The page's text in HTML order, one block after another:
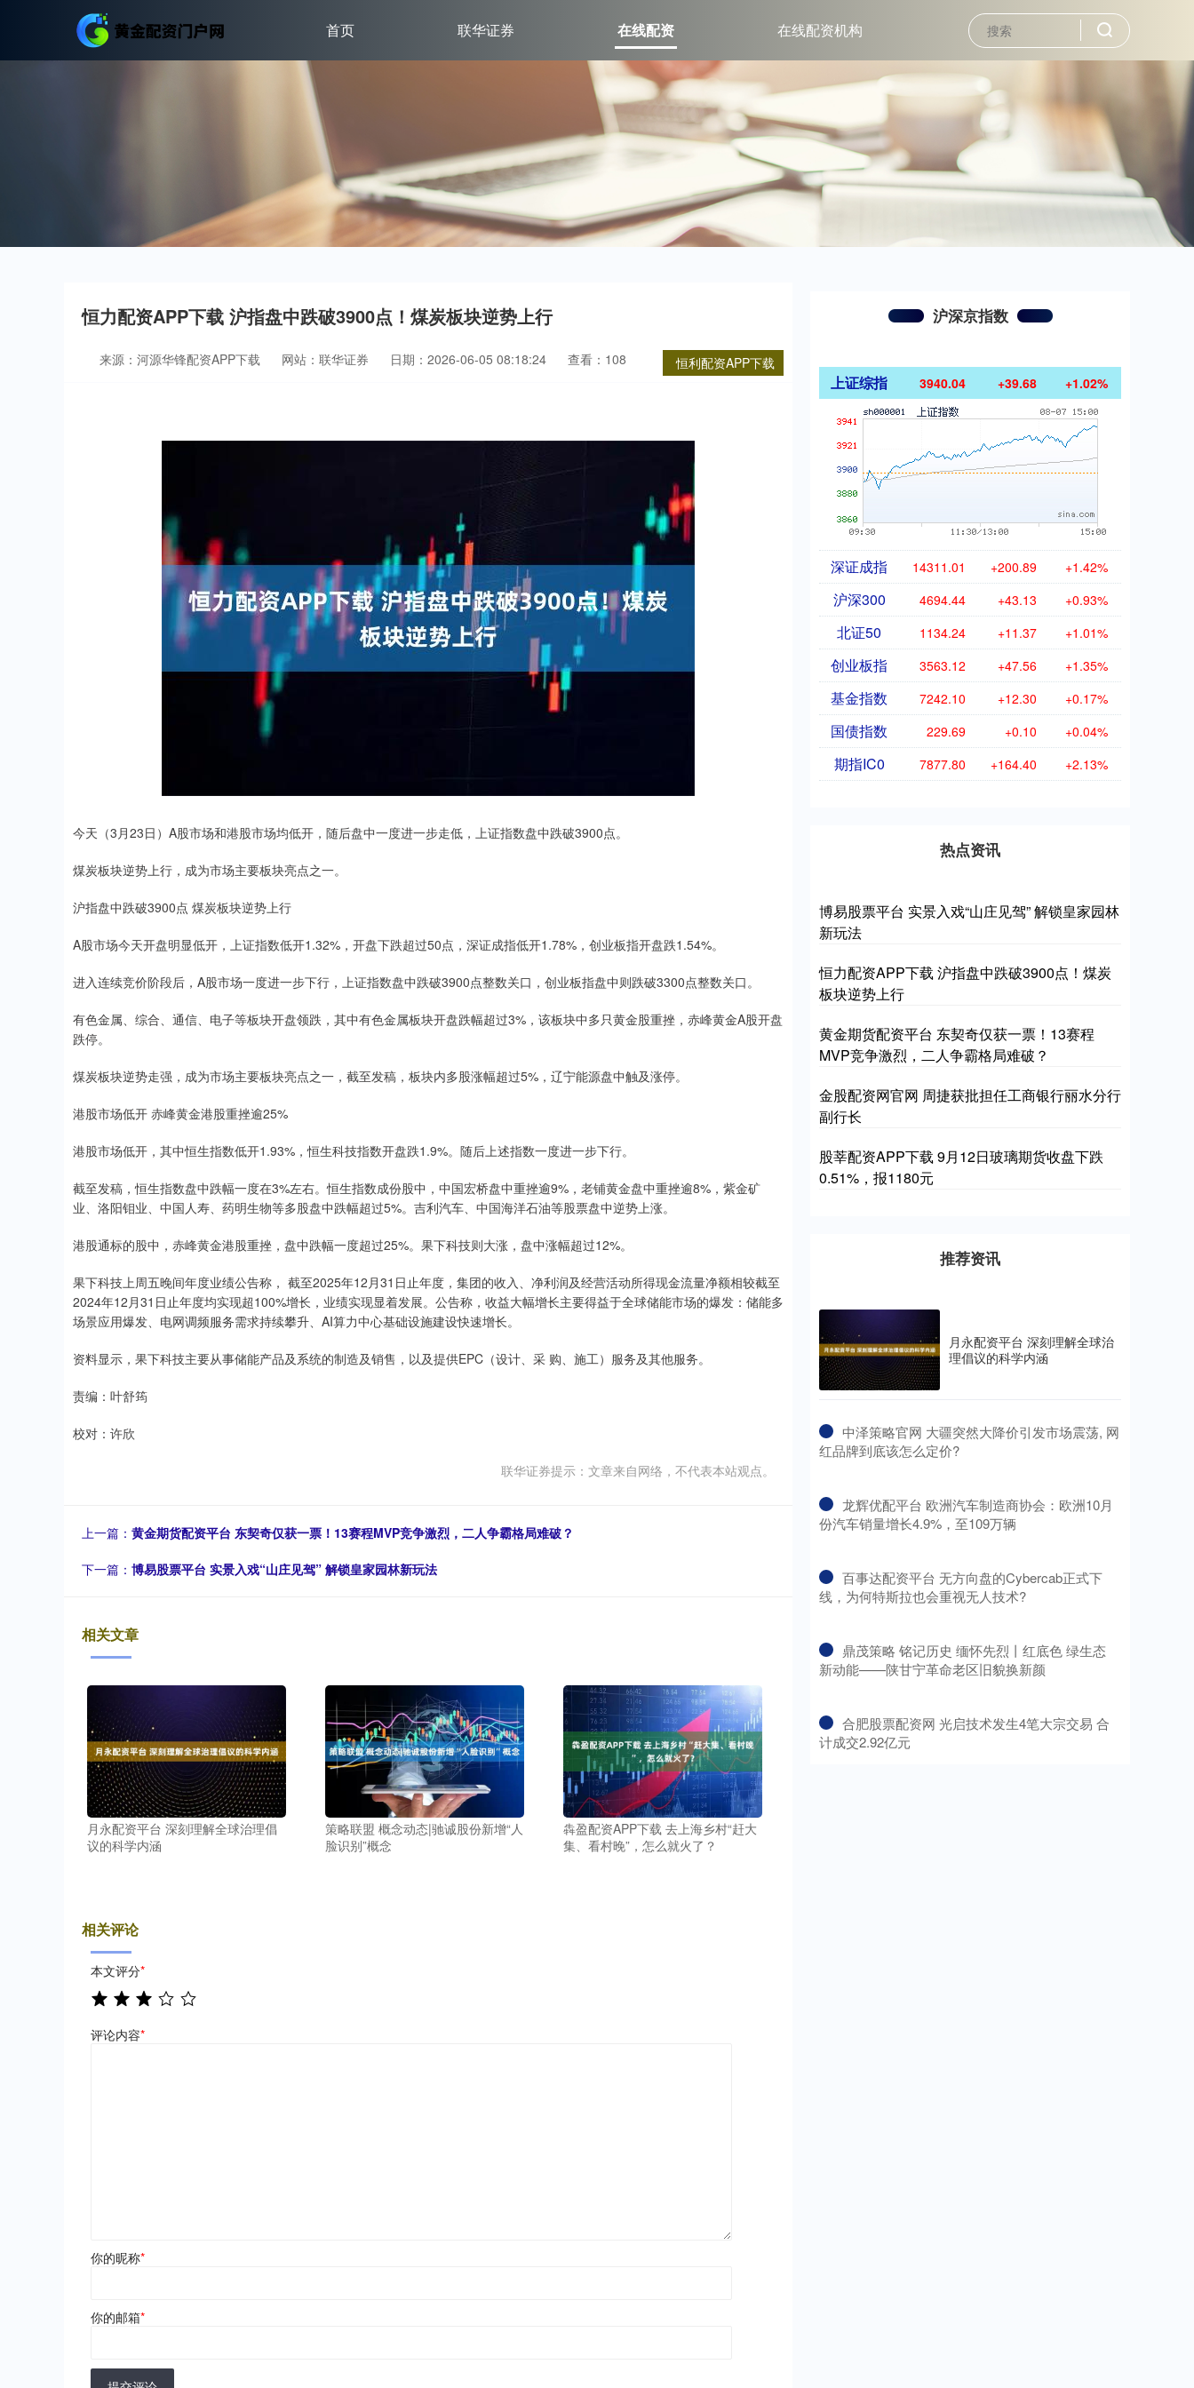
首页 联华证券 在线配资 在线配资机构
恒力配资APP下载 沪指盘中跌破3900点！煤炭板块逆势上行
恒利配资APP下载
来源：河源华锋配资APP下载 网站：联华证券 日期：2026-06-05 08:18:24 查看：108
今天（3月23日）A股市场和港股市场均低开，随后盘中一度进一步走低，上证指数盘中跌破3900点。
煤炭板块逆势上行，成为市场主要板块亮点之一。
沪指盘中跌破3900点 煤炭板块逆势上行
A股市场今天开盘明显低开，上证指数低开1.32%，开盘下跌超过50点，深证成指低开1.78%，创业板指开盘跌1.54%。
进入连续竞价阶段后，A股市场一度进一步下行，上证指数盘中跌破3900点整数关口，创业板指盘中则跌破3300点整数关口。
有色金属、综合、通信、电子等板块开盘领跌，其中有色金属板块开盘跌幅超过3%，该板块中多只黄金股重挫，赤峰黄金A股开盘
跌停。
煤炭板块逆势走强，成为市场主要板块亮点之一，截至发稿，板块内多股涨幅超过5%，辽宁能源盘中触及涨停。
港股市场低开 赤峰黄金港股重挫逾25%
港股市场低开，其中恒生指数低开1.93%，恒生科技指数开盘跌1.9%。随后上述指数一度进一步下行。
截至发稿，恒生指数盘中跌幅一度在3%左右。恒生指数成份股中，中国宏桥盘中重挫逾9%，老铺黄金盘中重挫逾8%，紫金矿
业、洛阳钼业、中国人寿、药明生物等多股盘中跌幅超过5%。吉利汽车、中国海洋石油等股票盘中逆势上涨。
港股通标的股中，赤峰黄金港股重挫，盘中跌幅一度超过25%。果下科技则大涨，盘中涨幅超过12%。
果下科技上周五晚间年度业绩公告称， 截至2025年12月31日止年度，集团的收入、净利润及经营活动所得现金流量净额相较截至
2024年12月31日止年度均实现超100%增长，业绩实现显着发展。公告称，收益大幅增长主要得益于全球储能市场的爆发：储能多
场景应用爆发、电网调频服务需求持续攀升、AI算力中心基础设施建设快速增长。
资料显示，果下科技主要从事储能产品及系统的制造及销售，以及提供EPC（设计、采 购、施工）服务及其他服务。
责编：叶舒筠
校对：许欣
联华证券提示：文章来自网络，不代表本站观点。
上一篇： 黄金期货配资平台 东契奇仅获一票！13赛程MVP竞争激烈，二人争霸格局难破？
下一篇： 博易股票平台 实景入戏“山庄见驾” 解锁皇家园林新玩法
相关文章
月永配资平台 深刻理解全球治理倡
议的科学内涵
策略联盟 概念动态|驰诚股份新增“人
脸识别”概念
犇盈配资APP下载 去上海乡村“赶大
集、看村晚”，怎么就火了？
相关评论
本文评分*
评论内容*
你的昵称*
你的邮箱*
沪深京指数
上证综指 3940.04 +39.68 +1.02%
深证成指 14311.01 +200.89 +1.42%
沪深300 4694.44 +43.13 +0.93%
北证50 1134.24 +11.37 +1.01%
创业板指 3563.12 +47.56 +1.35%
基金指数 7242.10 +12.30 +0.17%
国债指数 229.69 +0.10 +0.04%
期指IC0 7877.80 +164.40 +2.13%
热点资讯
博易股票平台 实景入戏“山庄见驾” 解锁皇家园林
新玩法
恒力配资APP下载 沪指盘中跌破3900点！煤炭
板块逆势上行
黄金期货配资平台 东契奇仅获一票！13赛程
MVP竞争激烈，二人争霸格局难破？
金股配资网官网 周捷获批担任工商银行丽水分行
副行长
股莘配资APP下载 9月12日玻璃期货收盘下跌
0.51%，报1180元
推荐资讯
月永配资平台 深刻理解全球治
理倡议的科学内涵
​中泽策略官网 大疆突然大降价引发市场震荡, 网
红品牌到底该怎么定价?
​龙辉优配平台 欧洲汽车制造商协会：欧洲10月
份汽车销量增长4.9%，至109万辆
​百事达配资平台 无方向盘的Cybercab正式下
线，为何特斯拉也会重视无人技术?
​鼎茂策略 铭记历史 缅怀先烈丨红底色 绿生态
新动能——陕甘宁革命老区旧貌换新颜
​合肥股票配资网 光启技术发生4笔大宗交易 合
计成交2.92亿元